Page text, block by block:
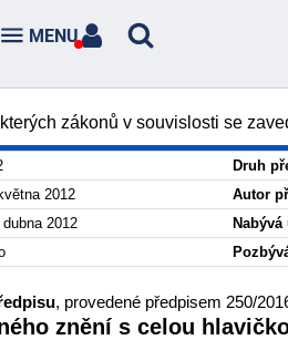
zákonů v souvislosti se
Druh
2012
Autor
dubna 2012
, provedené předpisem 250/
znění s celou
MENU